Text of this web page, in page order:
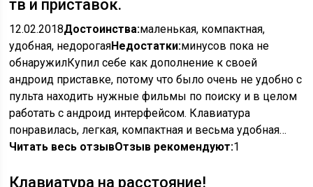
тв и приставок.
12.02.2018Достоинства:маленькая, компактная,
удобная, недорогаяНедостатки:минусов пока не
обнаружилКупил себе как дополнение к своей
андроид приставке, потому что было очень не удобно с
пульта находить нужные фильмы по поиску и в целом
работать с андроид интерфейсом. Клавиатура
понравилась, легкая, компактная и весьма удобная…
Читать весь отзывОтзыв рекомендуют:1
Клавиатура на расстояние!